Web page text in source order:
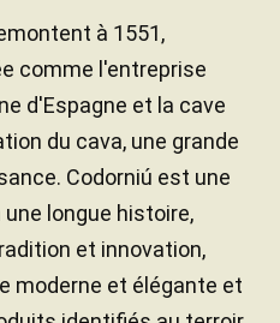
à 1551,
comme l'entreprise
d'Espagne et la cave
du cava, une grande
Codorniú est une
longue histoire,
et innovation,
moderne et élégante et